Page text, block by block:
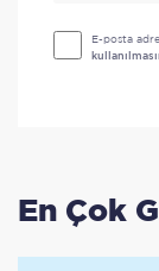
E-posta
En Çok